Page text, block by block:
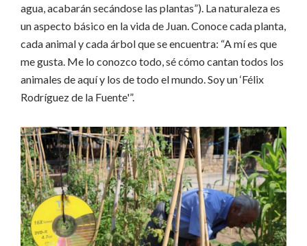
agua, acabarán secándose las plantas”). La naturaleza es
un aspecto básico en la vida de Juan. Conoce cada planta,
cada animal y cada árbol que se encuentra: “A mí es que
me gusta. Me lo conozco todo, sé cómo cantan todos los
animales de aquí y los de todo el mundo. Soy un ‘Félix
Rodríguez de la Fuente'”.